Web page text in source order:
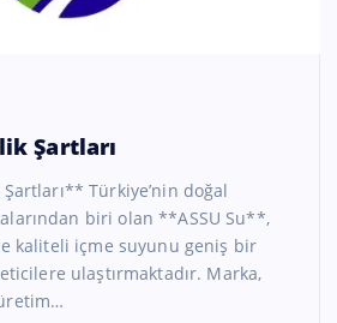
Şartları
Türkiye’nin doğal
biri olan **ASSU Su**,
kaliteli içme suyunu geniş bir
ulaştırmaktadır. Marka,